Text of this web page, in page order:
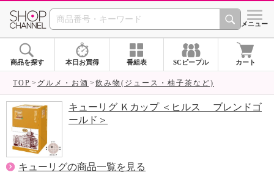
SHOP CHANNEL シメニュー
商品を探す 本日お買得 番組表 SCピープル カート
TOP グルメ・お酒 飲み物(ジュース・柚子茶など)
キューリグ Ｋカップ ＜ヒルス ブレンドゴ
ールド＞
キューリグの商品一覧を見る